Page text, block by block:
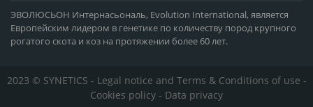
ЭВОЛЮСЬОН Интернасьональ, Evolution International, является
Европейским лидером в генетике по количеству пород крупного
рогатого скота и коз на протяжении более 60 лет.
2023 © SYNETICS - Legal notice and Terms & Conditions of use -
Cookies policy - Data privacy